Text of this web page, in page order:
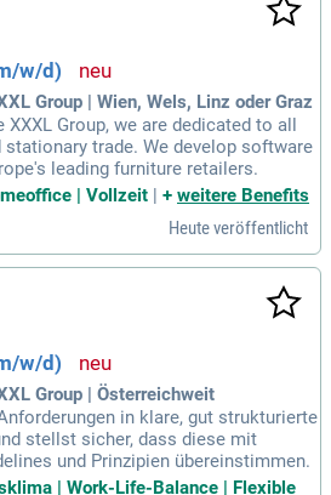
w/d)
Group | Wien, Wels, Linz oder Graz
Group, we are dedicated to all
trade. We develop software
leading furniture retailers.
| Vollzeit | + weitere Benefits
Heute veröffentlicht
w/d)
Group | Österreichweit
in klare, gut strukturierte
stellst sicher, dass diese mit
und Prinzipien übereinstimmen.
| Work-Life-Balance | Flexible